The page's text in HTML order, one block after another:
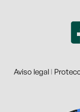
Aviso legal I